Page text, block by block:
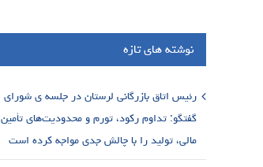
نوشته های تازه
رئیس اتاق بازرگانی لرستان در جلسه ی شورای
گفتگو: تداوم رکود، تورم و محدودیت‌های تأمین
مالی، تولید را با چالش جدی مواجه کرده است